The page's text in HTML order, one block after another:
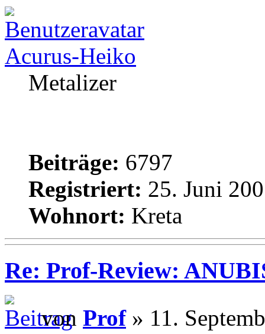
Acurus-Heiko
Metalizer
Beiträge: 6797
Registriert: 25. Juni
Wohnort: Kreta
Re: Prof-Review:
von Prof» 11.